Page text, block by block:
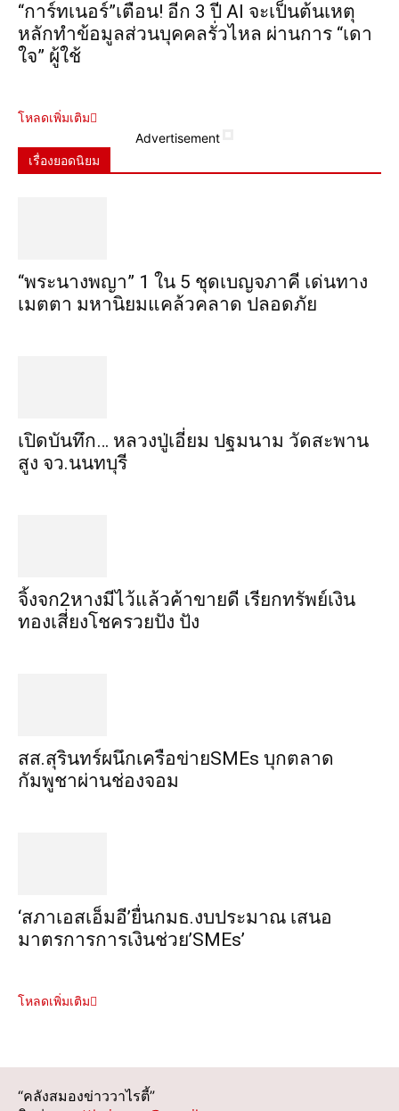
“การ์ทเนอร์”เตือน! อีก 3 ปี AI จะเป็นต้นเหตุ
หลักทำข้อมูลส่วนบุคคลรั่วไหล ผ่านการ “เดา
ใจ” ผู้ใช้
โหลดเพิ่มเติม
Advertisement
เรื่องยอดนิยม
“พระ​นาง​พญา” 1 ใน 5​ ชุดเบญจ​ภาคี​ เด่นทาง
เมตตา​ มหา​นิยม​แคล้วคลาด​ ปลอดภัย​
เปิดบันทึก… หลวงปู่เอี่ยม ​ปฐม​นาม​ วัดสะพาน
สูง​ จว.นนทบุรี
จิ้งจก​2​หาง​มีไว้แล้ว​ค้าขาย​ดี​ เรียก​ทรัพย์เงิน
ทอง​เสี่ยงโชค​รวยปัง​ ปัง​
สส.สุรินทร์ผนึกเครือข่ายSMEs บุกตลาด
กัมพูชาผ่านช่องจอม
‘สภาเอสเอ็มอี’ยื่นกมธ.งบประมาณ เสนอ
มาตรการการเงินช่วย’SMEs’
โหลดเพิ่มเติม
“คลังสมองข่าววาไรตี้”